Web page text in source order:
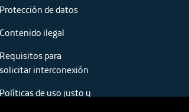
Protección de datos
Contenido ilegal
Requisitos para
solicitar interconexión
Políticas de uso justo y